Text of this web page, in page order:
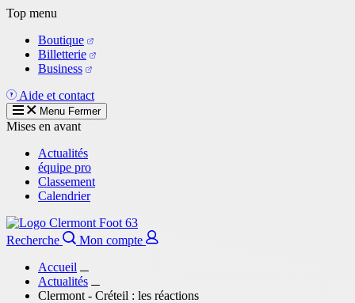
Aller
contenu
principal
Top menu
Boutique
Billetterie
Business
Aide et contact
Menu Fermer
Mises en avant
Actualités
équipe pro
Classement
Calendrier
Recherche
Mon compte
Accueil
Actualités
Clermont - Créteil : les réactions